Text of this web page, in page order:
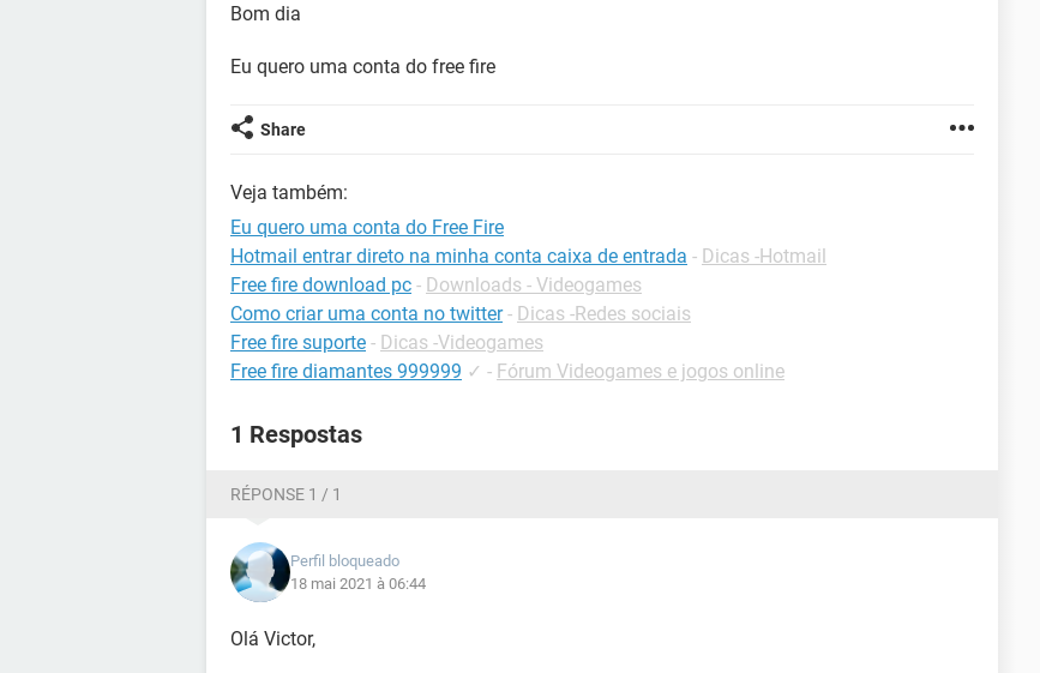
Bom dia
Eu quero uma conta do free fire
Share
Veja também:
Eu quero uma conta do Free Fire
Hotmail entrar direto na minha conta caixa de entrada - Dicas -Hotmail
Free fire download pc - Downloads - Videogames
Como criar uma conta no twitter - Dicas -Redes sociais
Free fire suporte - Dicas -Videogames
Free fire diamantes 999999 ✓ - Fórum Videogames e jogos online
1 Respostas
RÉPONSE 1 / 1
Perfil bloqueado
18 mai 2021 à 06:44
Olá Victor,